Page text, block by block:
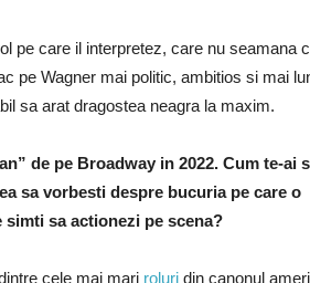
pe care il interpretez, care nu seamana
pe Wagner mai politic, ambitios si mai
sa arat dragostea neagra la maxim.
de pe Broadway in 2022. Cum te-ai
sa vorbesti despre bucuria pe care o
sa actionezi pe scena?
cele mai mari roluri din canonul